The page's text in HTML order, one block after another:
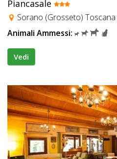
Piancasale
Sorano (Grosseto) Toscana
Animali Ammessi:
Vedi